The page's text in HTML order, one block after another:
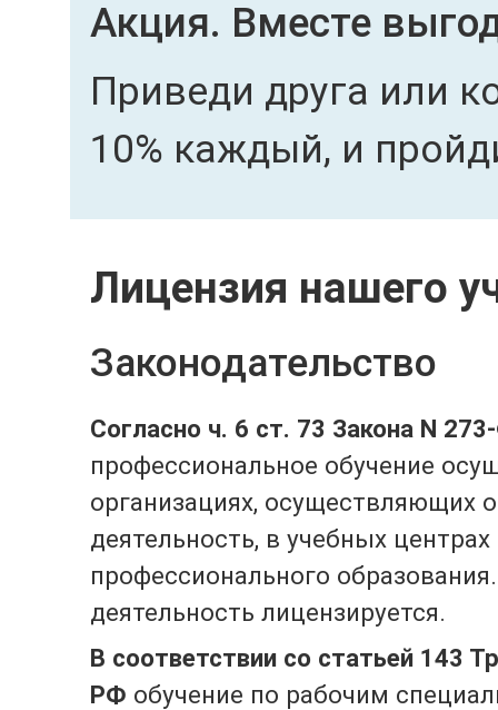
Акция. Вместе
Приведи друга или
10% каждый, и
Лицензия нашего
Законодательство
Согласно ч. 6 ст. 73 Закона N
профессиональное обучение
организациях, осуществляющих
деятельность, в учебных центрах
профессионального
деятельность лицензируется.
В соответствии со статьей 143
РФ обучение по рабочим